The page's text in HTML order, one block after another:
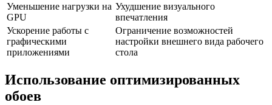
Уменьшение нагрузки на
GPU
Ухудшение визуального
впечатления
Ускорение работы с
графическими
приложениями
Ограничение возможностей
настройки внешнего вида рабочего
стола
Использование оптимизированных
обоев